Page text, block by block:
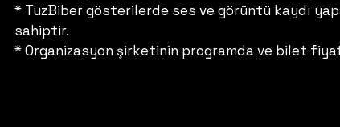
* TuzBiber gösterilerde ses ve görüntü kaydı
sahiptir.
* Organizasyon şirketinin programda ve bilet